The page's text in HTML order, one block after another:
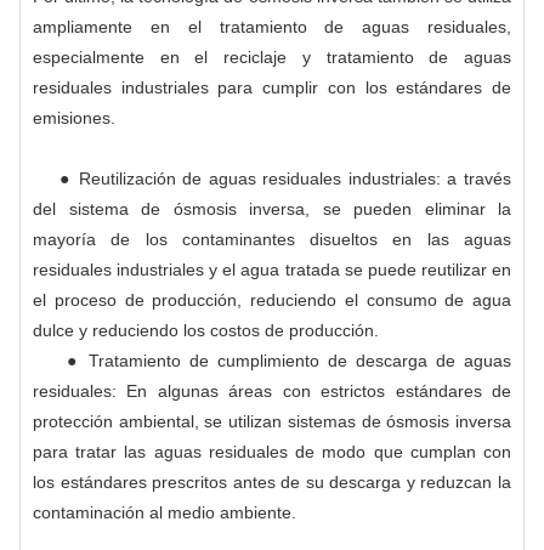
ampliamente en el tratamiento de aguas residuales,
especialmente en el reciclaje y tratamiento de aguas
residuales industriales para cumplir con los estándares de
emisiones.
● Reutilización de aguas residuales industriales: a través
del sistema de ósmosis inversa, se pueden eliminar la
mayoría de los contaminantes disueltos en las aguas
residuales industriales y el agua tratada se puede reutilizar en
el proceso de producción, reduciendo el consumo de agua
dulce y reduciendo los costos de producción.
● Tratamiento de cumplimiento de descarga de aguas
residuales: En algunas áreas con estrictos estándares de
protección ambiental, se utilizan sistemas de ósmosis inversa
para tratar las aguas residuales de modo que cumplan con
los estándares prescritos antes de su descarga y reduzcan la
contaminación al medio ambiente.